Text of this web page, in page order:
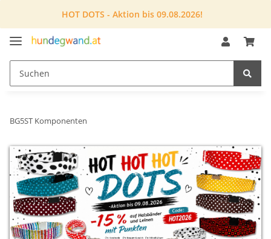
HOT DOTS - Aktion bis 09.08.2026!
BG5ST Komponenten